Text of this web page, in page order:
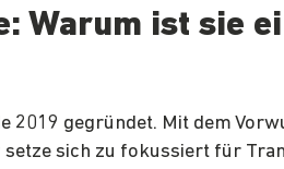
Warum ist sie
2019 gegründet. Mit dem
setze sich zu fokussiert für